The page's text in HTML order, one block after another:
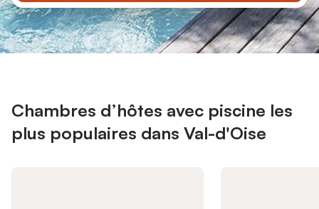
Chambres d’hôtes avec piscine les
plus populaires dans Val-d'Oise